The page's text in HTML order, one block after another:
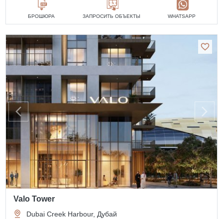
БРОШЮРА ЗАПРОСИТЬ ОБЪЕКТЫ WHATSAPP
Valo Tower
Dubai Creek Harbour, Дубай